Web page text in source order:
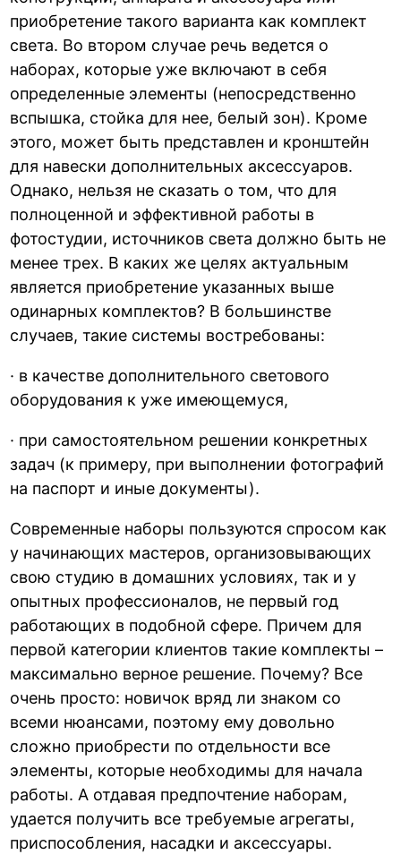
приобретение такого варианта как комплект
света. Во втором случае речь ведется о
наборах, которые уже включают в себя
определенные элементы (непосредственно
вспышка, стойка для нее, белый зон). Кроме
этого, может быть представлен и кронштейн
для навески дополнительных аксессуаров.
Однако, нельзя не сказать о том, что для
полноценной и эффективной работы в
фотостудии, источников света должно быть не
менее трех. В каких же целях актуальным
является приобретение указанных выше
одинарных комплектов? В большинстве
случаев, такие системы востребованы:
· в качестве дополнительного светового
оборудования к уже имеющемуся,
· при самостоятельном решении конкретных
задач (к примеру, при выполнении фотографий
на паспорт и иные документы).
Современные наборы пользуются спросом как
у начинающих мастеров, организовывающих
свою студию в домашних условиях, так и у
опытных профессионалов, не первый год
работающих в подобной сфере. Причем для
первой категории клиентов такие комплекты –
максимально верное решение. Почему? Все
очень просто: новичок вряд ли знаком со
всеми нюансами, поэтому ему довольно
сложно приобрести по отдельности все
элементы, которые необходимы для начала
работы. А отдавая предпочтение наборам,
удается получить все требуемые агрегаты,
приспособления, насадки и аксессуары.